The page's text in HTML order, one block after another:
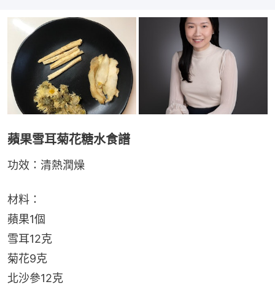
蘋果雪耳菊花糖水食譜
功效：清熱潤燥
材料：
蘋果1個
雪耳12克
菊花9克
北沙參12克